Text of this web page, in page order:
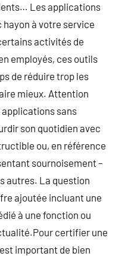
Les applications
à votre service
activités de
employés, ces outils
de réduire trop les
mieux. Attention
sans
son quotidien avec
ou, en référence
sournoisement –
autres. La question
ajoutée incluant une
à une fonction ou
certifier une
important de bien